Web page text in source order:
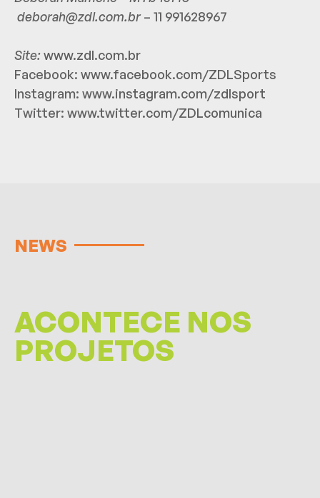
deborah@zdl.com.br– 11 991628967
Site:www.zdl.com.br
Facebook: www.facebook.com/ZDLSports
Instagram: www.instagram.com/zdlsport
Twitter: www.twitter.com/ZDLcomunica
NEWS
ACONTECE NOS
PROJETOS